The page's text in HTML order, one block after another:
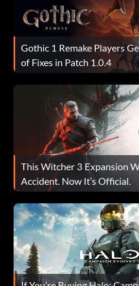
Gothic 1 Remake Players
of Fixes in Patch 1.0.4
This Witcher 3 Expansion
Accident. Now It’s Official.